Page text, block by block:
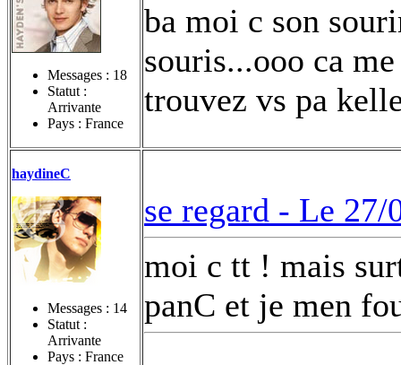
Messages : 18
Statut :
Arrivante
Pays : France
ba moi c son
souris...ooo ca
trouvez vs pa
haydineC
Messages : 14
Statut :
Arrivante
Pays : France
se regard - Le 27/
moi c tt ! mais
panC et je men